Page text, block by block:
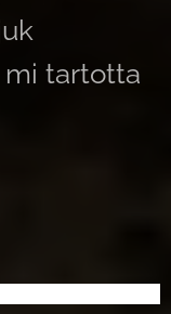
mi tartotta